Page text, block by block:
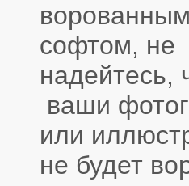
ворованным
софтом, не
надейтесь,
ваши
или
не будет